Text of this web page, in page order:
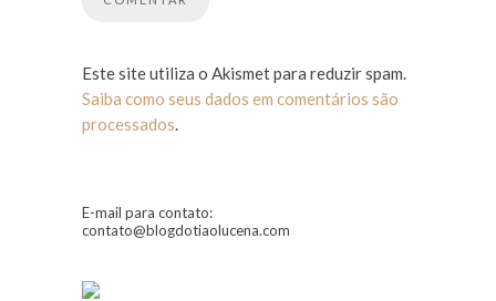
Este site utiliza o Akismet para reduzir spam.
Saiba como seus dados em comentários são
processados.
E-mail para contato:
contato@blogdotiaolucena.com